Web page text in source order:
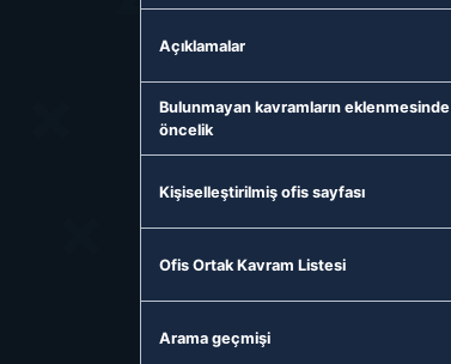
Açıklamalar
Bulunmayan kavramların eklenmesinde
öncelik
Kişiselleştirilmiş ofis sayfası
Ofis Ortak Kavram Listesi
Arama geçmişi